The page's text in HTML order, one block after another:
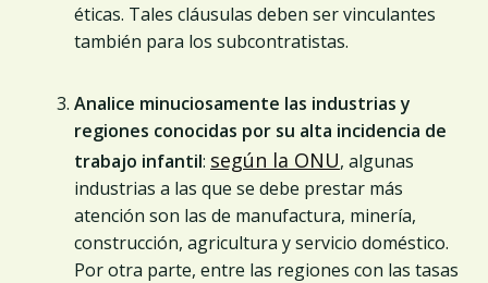
éticas. Tales cláusulas deben ser vinculantes
también para los subcontratistas.
Analice minuciosamente las industrias y
regiones conocidas por su alta incidencia de
trabajo infantil: según la ONU, algunas
industrias a las que se debe prestar más
atención son las de manufactura, minería,
construcción, agricultura y servicio doméstico.
Por otra parte, entre las regiones con las tasas